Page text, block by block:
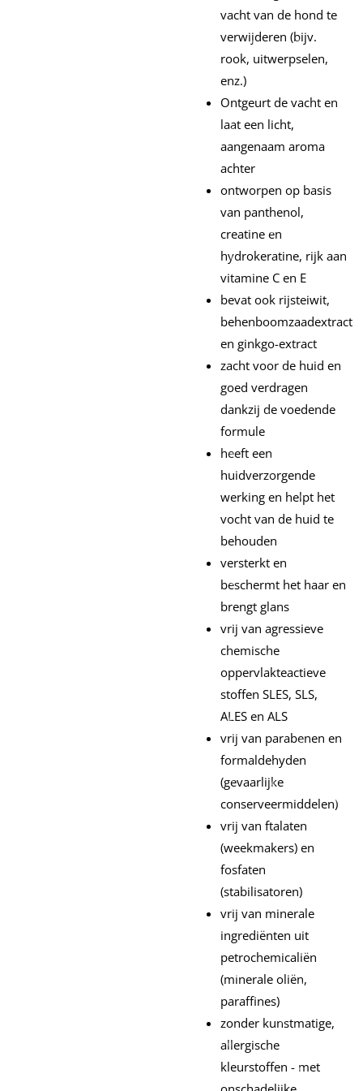
vacht van de hond te
verwijderen (bijv.
rook, uitwerpselen,
enz.)
Ontgeurt de vacht en
laat een licht,
aangenaam aroma
achter
ontworpen op basis
van panthenol,
creatine en
hydrokeratine, rijk aan
vitamine C en E
bevat ook rijsteiwit,
behenboomzaadextract
en ginkgo-extract
zacht voor de huid en
goed verdragen
dankzij de voedende
formule
heeft een
huidverzorgende
werking en helpt het
vocht van de huid te
behouden
versterkt en
beschermt het haar en
brengt glans
vrij van agressieve
chemische
oppervlakteactieve
stoffen SLES, SLS,
ALES en ALS
vrij van parabenen en
formaldehyden
(gevaarlijke
conserveermiddelen)
vrij van ftalaten
(weekmakers) en
fosfaten
(stabilisatoren)
vrij van minerale
ingrediënten uit
petrochemicaliën
(minerale oliën,
paraffines)
zonder kunstmatige,
allergische
kleurstoffen - met